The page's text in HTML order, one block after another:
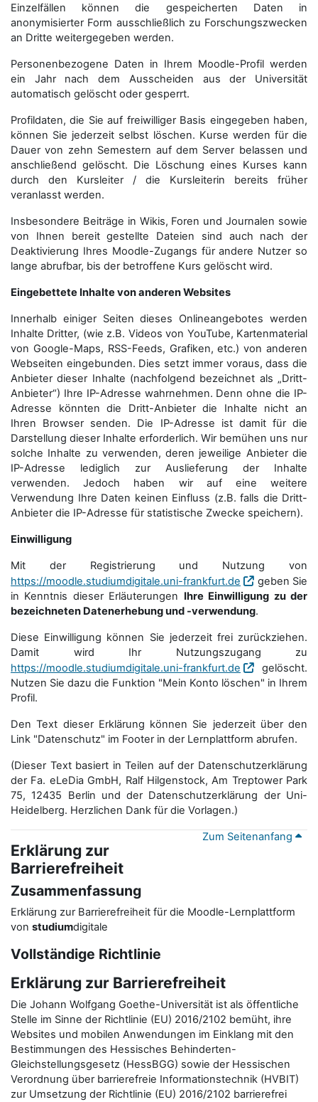
Einzelfällen können die gespeicherten Daten in
anonymisierter Form aus­schließ­lich zu Forschungszwecken
an Dritte weitergegeben werden.
Personenbezogene Daten in Ihrem Moodle-Profil werden
ein Jahr nach dem Ausscheiden aus der Universität
automatisch gelöscht oder gesperrt.
Profildaten, die Sie auf freiwilliger Basis eingegeben haben,
können Sie jederzeit selbst löschen. Kurse werden für die
Dauer von zehn Semestern auf dem Server belassen und
anschließend gelöscht. Die Löschung eines Kurses kann
durch den Kursleiter / die Kursleiterin bereits früher
veranlasst werden.
Insbesondere Beiträge in Wikis, Foren und Journalen sowie
von Ihnen bereit gestellte Dateien sind auch nach der
Deaktivierung Ihres Moodle-Zugangs für andere Nutzer so
lange abrufbar, bis der betroffene Kurs gelöscht wird.
Eingebettete Inhalte von anderen Websites
Innerhalb einiger Seiten dieses Onlineangebotes werden
Inhalte Dritter, (wie z.B. Videos von YouTube, Kartenmaterial
von Google-Maps, RSS-Feeds, Grafiken, etc.) von anderen
Webseiten eingebunden. Dies setzt immer voraus, dass die
Anbieter dieser Inhalte (nachfolgend bezeichnet als „Dritt-
Anbieter“) Ihre IP-Adresse wahrnehmen. Denn ohne die IP-
Adresse könnten die Dritt-Anbieter die Inhalte nicht an
Ihren Browser senden. Die IP-Adresse ist damit für die
Darstellung dieser Inhalte erforderlich. Wir bemühen uns nur
solche Inhalte zu verwenden, deren jeweilige Anbieter die
IP-Adresse lediglich zur Auslieferung der Inhalte
verwenden. Jedoch haben wir auf eine weitere
Verwendung Ihre Daten keinen Einfluss (z.B. falls die Dritt-
Anbieter die IP-Adresse für statistische Zwecke speichern).
Einwilligung
Mit der Registrierung und Nutzung von
https://moodle.studiumdigitale.uni-frankfurt.de
geben Sie
in Kenntnis dieser Erläuterungen Ihre Einwilligung zu der
bezeichneten Datenerhebung und -verwendung.
Diese Einwilligung können Sie jederzeit frei zurückziehen.
Damit wird Ihr Nutzungszugang zu
https://moodle.studiumdigitale.uni-frankfurt.de
gelöscht.
Nutzen Sie dazu die Funktion "Mein Konto löschen" in Ihrem
Profil.
Den Text dieser Erklärung können Sie jederzeit über den
Link "Datenschutz" im Footer in der Lernplattform abrufen.
(Dieser Text basiert in Teilen auf der Datenschutzerklärung
der Fa. eLeDia GmbH, Ralf Hilgenstock, Am Treptower Park
75, 12435 Berlin und der Datenschutzerklärung der Uni-
Heidelberg. Herzlichen Dank für die Vorlagen.)
Zum Seitenanfang
Erklärung zur
Barrierefreiheit
Zusammenfassung
Erklärung zur Barrierefreiheit für die Moodle-Lernplattform
von studiumdigitale
Vollständige Richtlinie
Erklärung zur Barrierefreiheit
Die Johann Wolfgang Goethe-Universität ist als öffentliche
Stelle im Sinne der Richtlinie (EU) 2016/2102 bemüht, ihre
Websites und mobilen Anwendungen im Einklang mit den
Bestimmungen des Hessisches Behinderten-
Gleichstellungsgesetz (HessBGG) sowie der Hessischen
Verordnung über barrierefreie Informationstechnik (HVBIT)
zur Umsetzung der Richtlinie (EU) 2016/2102 barrierefrei